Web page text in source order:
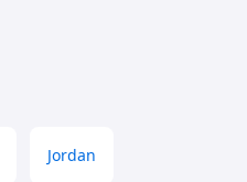
Jordan